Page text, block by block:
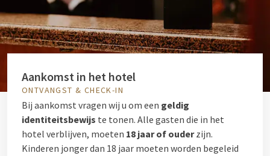
Aankomst in het hotel
ONTVANGST & CHECK-IN
Bij aankomst vragen wij u om een geldig
identiteitsbewijs te tonen. Alle gasten die in het
hotel verblijven, moeten 18 jaar of ouderzijn.
Kinderen jonger dan 18 jaar moeten worden begeleid